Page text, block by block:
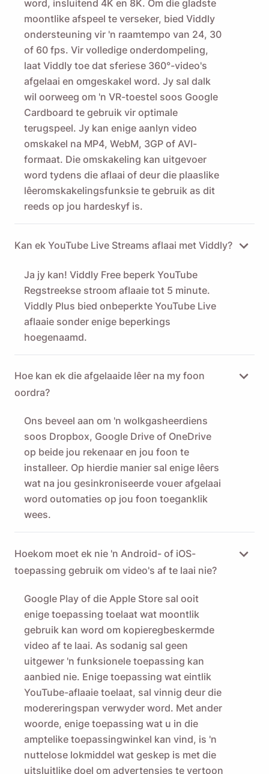
word, insluitend 4K en 8K. Om die gladste
moontlike afspeel te verseker, bied Viddly
ondersteuning vir 'n raamtempo van 24, 30
of 60 fps. Vir volledige onderdompeling,
laat Viddly toe dat sferiese 360°-video's
afgelaai en omgeskakel word. Jy sal dalk
wil oorweeg om 'n VR-toestel soos Google
Cardboard te gebruik vir optimale
terugspeel. Jy kan enige aanlyn video
omskakel na MP4, WebM, 3GP of AVI-
formaat. Die omskakeling kan uitgevoer
word tydens die aflaai of deur die plaaslike
lêeromskakelingsfunksie te gebruik as dit
reeds op jou hardeskyf is.
Kan ek YouTube Live Streams aflaai met Viddly?
Ja jy kan! Viddly Free beperk YouTube
Regstreekse stroom aflaaie tot 5 minute.
Viddly Plus bied onbeperkte YouTube Live
aflaaie sonder enige beperkings
hoegenaamd.
Hoe kan ek die afgelaaide lêer na my foon
oordra?
Ons beveel aan om 'n wolkgasheerdiens
soos Dropbox, Google Drive of OneDrive
op beide jou rekenaar en jou foon te
installeer. Op hierdie manier sal enige lêers
wat na jou gesinkroniseerde vouer afgelaai
word outomaties op jou foon toeganklik
wees.
Hoekom moet ek nie 'n Android- of iOS-
toepassing gebruik om video's af te laai nie?
Google Play of die Apple Store sal ooit
enige toepassing toelaat wat moontlik
gebruik kan word om kopieregbeskermde
video af te laai. As sodanig sal geen
uitgewer 'n funksionele toepassing kan
aanbied nie. Enige toepassing wat eintlik
YouTube-aflaaie toelaat, sal vinnig deur die
modereringspan verwyder word. Met ander
woorde, enige toepassing wat u in die
amptelike toepassingwinkel kan vind, is 'n
nuttelose lokmiddel wat geskep is met die
uitsluitlike doel om advertensies te vertoon